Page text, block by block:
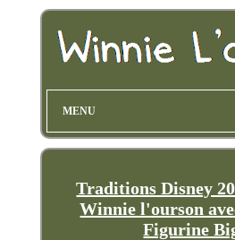
MENU
Traditions Disney
Winnie l'ourson
Figurine